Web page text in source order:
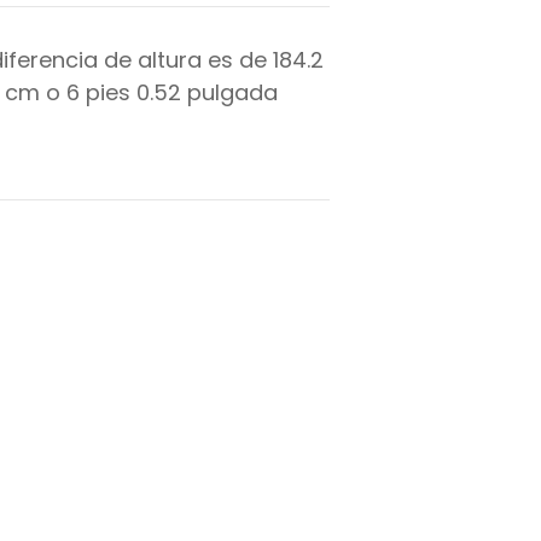
de altura es de 184.2
cm o 6 pies 0.52 pulgada